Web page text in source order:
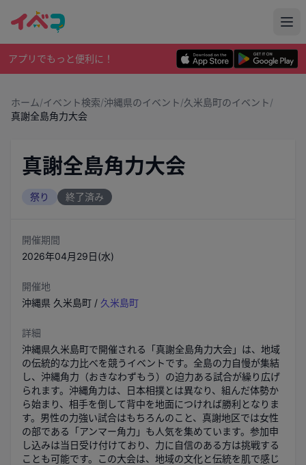
アプリでもっと便利に！
ホーム/イベント検索/沖縄県のイベント/久米島町のイベント/
真謝全島角力大会
真謝全島角力大会
祭り 終了済み
開催期間
2026年04月29日(水)
開催地
沖縄県 久米島町 / 久米島町
詳細
沖縄県久米島町で開催される「真謝全島角力大会」は、地域
の伝統的な力比べを競うイベントです。全島の力自慢が集結
し、沖縄角力（おきなわずもう）の迫力ある試合が繰り広げ
られます。沖縄角力は、日本相撲とは異なり、組んだ体勢か
ら始まり、相手を倒して背中を地面につければ勝利となりま
す。男性の力強い試合はもちろんのこと、真謝地区では女性
の部である「アンマー角力」も人気を集めています。参加申
し込みは当日受け付けており、力に自信のある方は挑戦する
ことも可能です。この大会は、地域の文化と伝統を肌で感じ